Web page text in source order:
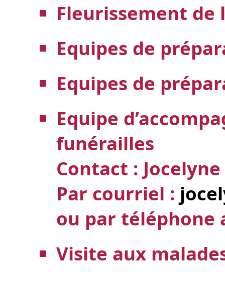
Fleurissement de
Equipes de
Equipes de
Equipe
funérailles
Contact : Jocelyne
Par courriel :
ou par téléphone
Visite aux